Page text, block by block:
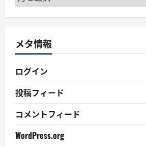
ー
ブ
メタ情報
ログイン
投稿フィード
コメントフィード
WordPress.org